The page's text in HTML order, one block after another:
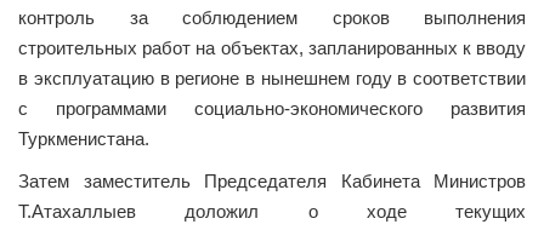
контроль за соблюдением сроков выполнения
строительных работ на объектах, запланированных к вводу
в эксплуатацию в регионе в нынешнем году в соответствии
с программами социально-экономического развития
Туркменистана.
Затем заместитель Председателя Кабинета Министров
Т.Атахаллыев доложил о ходе текущих